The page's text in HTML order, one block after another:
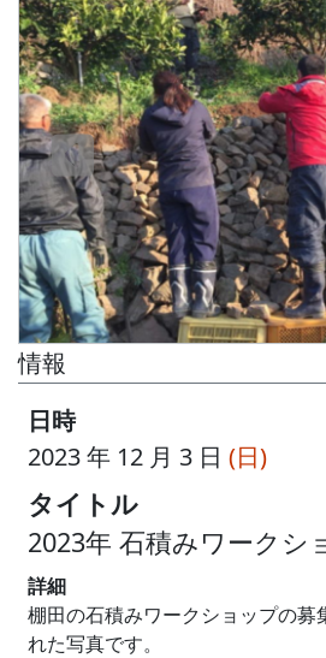
情報
日時
2023 年 12 月 3 日 (日)
タイトル
2023年 石積みワークシ
詳細
棚田の石積みワークショップの募
れた写真です。